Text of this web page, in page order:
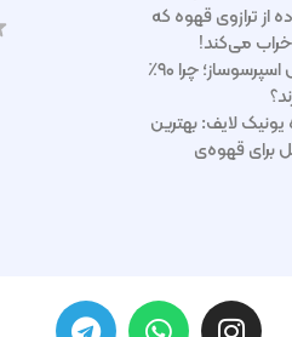
از ترازوی قهوه که
می‌کند!
رسوب‌زدایی و بک‌فلاش اسپرسوساز؛ چرا ۹۰٪
یونیک لایف: بهترین
برای قهوه‌ی